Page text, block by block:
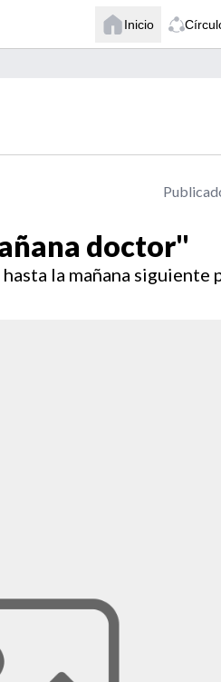
Inicio
doctor"
la mañana siguiente